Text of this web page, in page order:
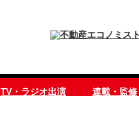
TV・ラジオ出演 連載・監修